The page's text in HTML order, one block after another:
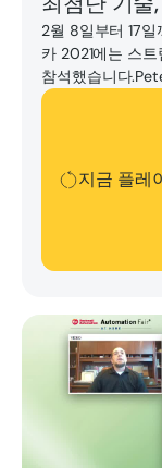
2월 8일부터 17
카 2021에는 스
참석했습니다
동화 이니셔티브
지금 플레
지금 플레이하세요